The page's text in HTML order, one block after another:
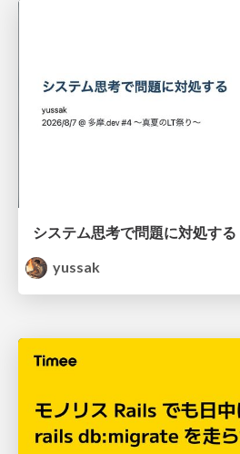
システム思考で問題に対処する
yussak